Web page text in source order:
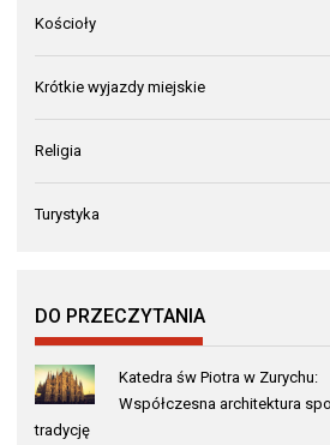
Kościoły
Krótkie wyjazdy miejskie
Religia
Turystyka
DO PRZECZYTANIA
Katedra św Piotra w Zurychu:
Współczesna architektura
tradycję